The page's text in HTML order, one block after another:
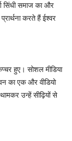
सिंधी समाज का और
करते हैं ईश्वर
हुए। सोशल मीडिया
का एक और वीडियो
उन्हें सीढ़ियों से